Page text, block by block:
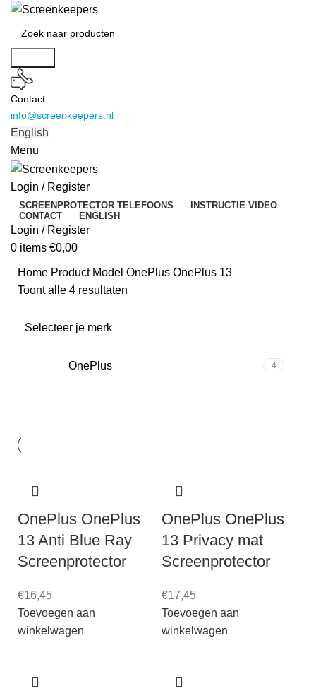
Contact
info@screenkeepers.nl
English
Menu
Login / Register
SCREENPROTECTOR TELEFOONS
INSTRUCTIE VIDEO
CONTACT
ENGLISH
Login / Register
0 items €0,00
Home Product Model OnePlus OnePlus 13
Toont alle 4 resultaten
Selecteer je merk
OnePlus 4
OnePlus OnePlus
13 Anti Blue Ray
Screenprotector
€16,45
Toevoegen aan
winkelwagen
OnePlus OnePlus
13 Privacy mat
Screenprotector
€17,45
Toevoegen aan
winkelwagen